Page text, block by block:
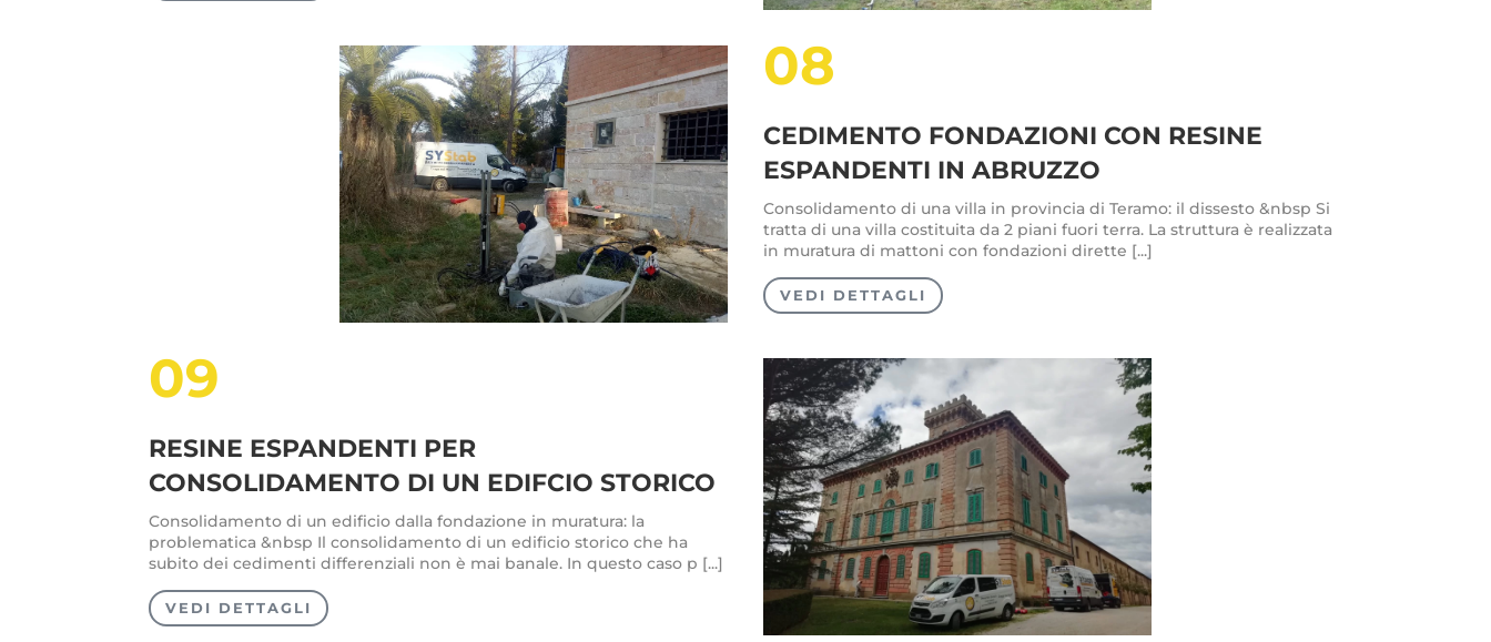
08
CEDIMENTO FONDAZIONI CON RESINE
ESPANDENTI IN ABRUZZO
Consolidamento di una villa in provincia di Teramo: il dissesto &nbsp Si
tratta di una villa costituita da 2 piani fuori terra. La struttura è realizzata
in muratura di mattoni con fondazioni dirette [...]
VEDI DETTAGLI
09
RESINE ESPANDENTI PER
CONSOLIDAMENTO DI UN EDIFCIO STORICO
Consolidamento di un edificio dalla fondazione in muratura: la
problematica &nbsp Il consolidamento di un edificio storico che ha
subito dei cedimenti differenziali non è mai banale. In questo caso p [...]
VEDI DETTAGLI